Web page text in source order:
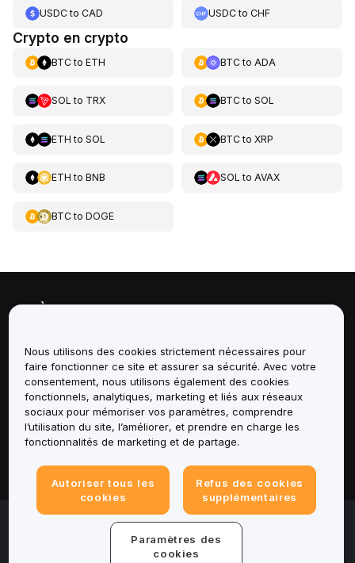
USDCto CAD USDCtoCHF
Crypto en crypto
BTCto ETH BTCto ADA
SOL to TRX BTCto SOL
ETH to SOL BTCto XRP
ETH to BNB SOL to AVAX
BTCto DOGE
À propos de
Services
Assistance
Produits
Mentions légales
© 2025-2026 Bybit.eu. All rights reserved.
Conditions d'utilisation | Conditions de
Informations legales
Nous utilisons des cookies strictement nécessaires pour
faire fonctionner ce site et assurer sa sécurité. Avec votre
consentement, nous utilisons également des cookies
fonctionnels, analytiques, marketing et liés aux réseaux
sociaux pour mémoriser vos paramètres, comprendre
l’utilisation du site, l’améliorer, et prendre en charge les
fonctionnalités de marketing et de partage.
Autoriser tous les
cookies
Refus des cookies
supplémentaires
Paramètres des
cookies